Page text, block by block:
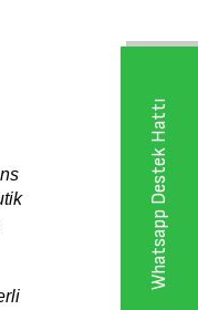
Whatsapp Destek Hattı